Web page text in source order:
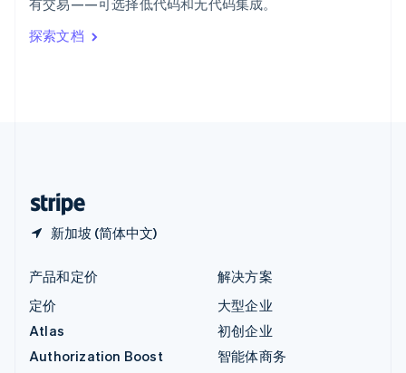
有交易——可选择低代码和无代码集成。
探索文档
新加坡 (简体中文)
ItalianoEnglish
印度
English
产品和定价
定价
Atlas
Authorization Boost
解决方案
大型企业
初创企业
智能体商务